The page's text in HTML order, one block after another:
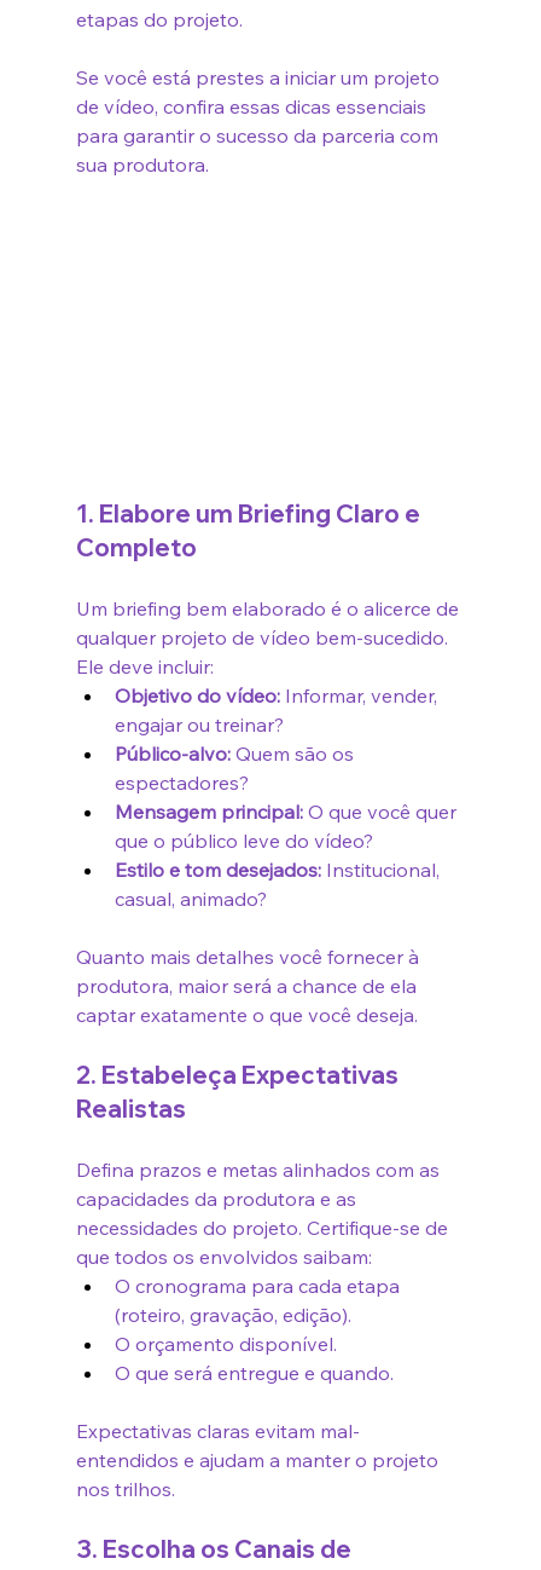
etapas do projeto.
Se você está prestes a iniciar um projeto
de vídeo, confira essas dicas essenciais
para garantir o sucesso da parceria com
sua produtora.
1. Elabore um Briefing Claro e
Completo
Um briefing bem elaborado é o alicerce de
qualquer projeto de vídeo bem-sucedido.
Ele deve incluir:
Objetivo do vídeo: Informar, vender,
engajar ou treinar?
Público-alvo: Quem são os
espectadores?
Mensagem principal: O que você quer
que o público leve do vídeo?
Estilo e tom desejados: Institucional,
casual, animado?
Quanto mais detalhes você fornecer à
produtora, maior será a chance de ela
captar exatamente o que você deseja.
2. Estabeleça Expectativas
Realistas
Defina prazos e metas alinhados com as
capacidades da produtora e as
necessidades do projeto. Certifique-se de
que todos os envolvidos saibam:
O cronograma para cada etapa
(roteiro, gravação, edição).
O orçamento disponível.
O que será entregue e quando.
Expectativas claras evitam mal-
entendidos e ajudam a manter o projeto
nos trilhos.
3. Escolha os Canais de